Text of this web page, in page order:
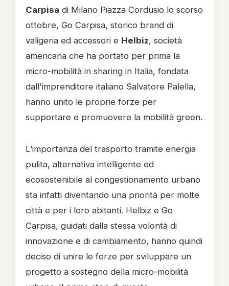
Carpisa di Milano Piazza Cordusio lo scorso
ottobre, Go Carpisa, storico brand di
valigeria ed accessori e Helbiz, società
americana che ha portato per prima la
micro-mobilità in sharing in Italia, fondata
dall'imprenditore italiano Salvatore Palella,
hanno unito le proprie forze per
supportare e promuovere la mobilità green.
L’importanza del trasporto tramite energia
pulita, alternativa intelligente ed
ecosostenibile al congestionamento urbano
sta infatti diventando una priorità per molte
città e per i loro abitanti. Helbiz e Go
Carpisa, guidati dalla stessa volontà di
innovazione e di cambiamento, hanno quindi
deciso di unire le forze per sviluppare un
progetto a sostegno della micro-mobilità